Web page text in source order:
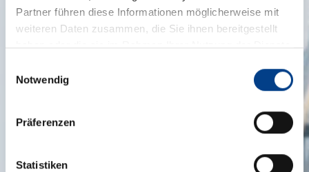
Partner führen diese Informationen möglicherweise mit
weiteren Daten zusammen, die Sie ihnen bereitgestellt
haben oder die sie im Rahmen Ihrer Nutzung der Dienste
Notwendig
Präferenzen
Statistiken